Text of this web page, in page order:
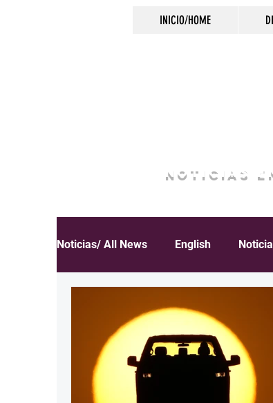
INICIO/HOME
NOTICIAS
Noticias/ All News English
COVID-19 Política Tecnología